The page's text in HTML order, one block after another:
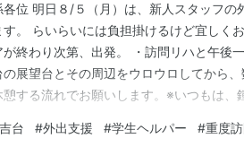
各位 明日８/５（月）は、新人スタッフの
す。 らいらいには負担掛けるけど宜しく
が終わり次第、出発。 ・訪問リハと午後
の展望台とその周辺をウロウロしてから
憩する流れでお願いします。※いつもは、
るようお願いします。片道一時間弱だっ
台 #外出支援 #学生ヘルパー #重度